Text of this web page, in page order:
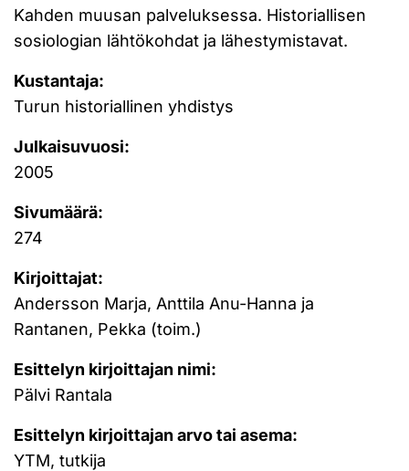
Kahden muusan palveluksessa. Historiallisen
sosiologian lähtökohdat ja lähestymistavat.
Kustantaja:
Turun historiallinen yhdistys
Julkaisuvuosi:
2005
Sivumäärä:
274
Kirjoittajat:
Andersson Marja, Anttila Anu-Hanna ja
Rantanen, Pekka (toim.)
Esittelyn kirjoittajan nimi:
Pälvi Rantala
Esittelyn kirjoittajan arvo tai asema:
YTM, tutkija